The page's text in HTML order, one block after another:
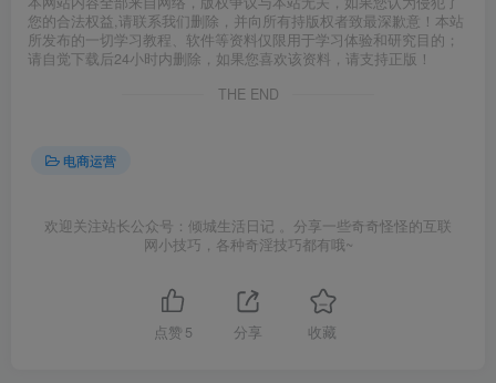
您的合法权益,请联系我们删除，并向所有持版权者致最深歉意！本站
所发布的一切学习教程、软件等资料仅限用于学习体验和研究目的；
请自觉下载后24小时内删除，如果您喜欢该资料，请支持正版！
THE END
电商运营
欢迎关注站长公众号：倾城生活日记 。分享一些奇奇怪怪的互联
网小技巧，各种奇淫技巧都有哦~
点赞 5 分享 收藏